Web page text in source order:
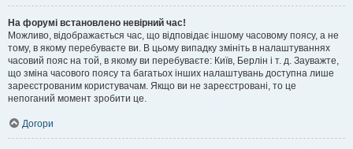
На форумі встановлено невірний час!
Можливо, відображається час, що відповідає іншому часовому поясу, а не
тому, в якому перебуваєте ви. В цьому випадку змініть в налаштуваннях
часовий пояс на той, в якому ви перебуваєте: Київ, Берлін і т. д. Зауважте,
що зміна часового поясу та багатьох інших налаштувань доступна лише
зареєстрованим користувачам. Якщо ви не зареєстровані, то це
непоганий момент зробити це.
Догори